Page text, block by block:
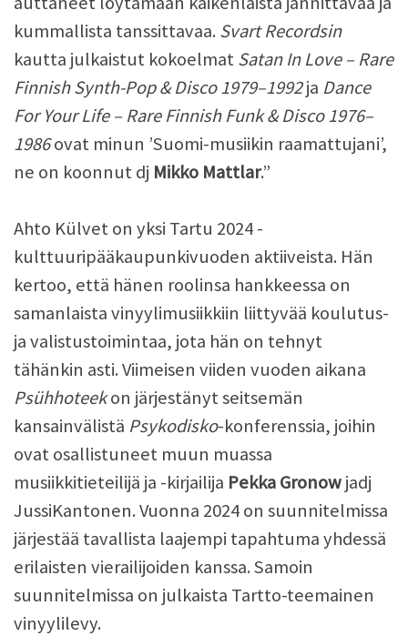
kummallista tanssittavaa. Svart Recordsin
kautta julkaistut kokoelmatSatan In Love – Rare
Finnish Synth-Pop & Disco 1979–1992ja Dance
For Your Life – Rare Finnish Funk & Disco 1976–
1986ovat minun ’Suomi-musiikin raamattujani’,
ne on koonnut dj Mikko Mattlar.”
Ahto Külvet on yksi Tartu 2024 -
kulttuuripääkaupunkivuoden aktiiveista. Hän
kertoo, että hänen roolinsa hankkeessa on
samanlaista vinyylimusiikkiin liittyvää koulutus-
ja valistustoimintaa, jota hän on tehnyt
tähänkin asti. Viimeisen viiden vuoden aikana
Psühhoteekon järjestänyt seitsemän
kansainvälistä Psykodisko-konferenssia, joihin
ovat osallistuneet muun muassa
musiikkitieteilijä ja -kirjailija Pekka Gronowjadj
JussiKantonen. Vuonna 2024 on suunnitelmissa
järjestää tavallista laajempi tapahtuma yhdessä
erilaisten vierailijoiden kanssa. Samoin
suunnitelmissa on julkaista Tartto-teemainen
vinyylilevy.